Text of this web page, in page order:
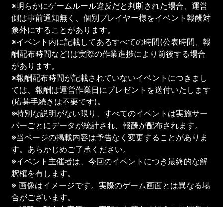
※明らかにゲームルール違反だと判断された場合、運営
側は事前通知無く、個別プレイヤー様をイベント報酬対
象外にすることがあります。
※イベント内に記載してあるすべての時間(公表時間、報
酬配布時間など)は実際の作業進捗により前後する場合
があります。
※報酬配布時間が記載されていないイベントにつきまし
ては、報酬は運営作業日にプレゼントを送付いたします
(応募手続きは不要です)。
※特別な説明がない限り、すべてのイベントは実施サー
バーごとにデータが統計され、報酬が配布されます。
※当ページの掲載内容は予告なく変更することがありま
す。あらかじめご了承ください。
※イベント主催者は、今回のイベントにつき最終的な解
釈権を有します。
※ 画像はイメージです。実際のゲーム画面とは異なる場
合がございます。